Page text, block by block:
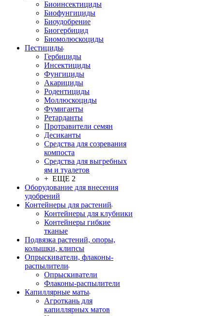
Биоинсектициды
Биофунгициды
Биоудобрение
Биогербицид
Биомолюскоциды
Пестициды
Гербициды
Инсектициды
Фунгициды
Акарициды
Родентициды
Моллюскоциды
Фумиганты
Ретарданты
Протравители семян
Десиканты
Средства для созревания
компоста
Средства для выгребных
ям и туалетов
+ ЕЩЕ 2
Оборудование для внесения
удобрений
Контейнеры для растений
Контейнеры для клубники
Контейнеры гибкие
тканые
Подвязка растений, опоры,
колышки, клипсы
Опрыскиватели, флаконы-
распылители
Опрыскиватели
Флаконы-распылители
Капиллярные маты
Агроткань для
капиллярных матов